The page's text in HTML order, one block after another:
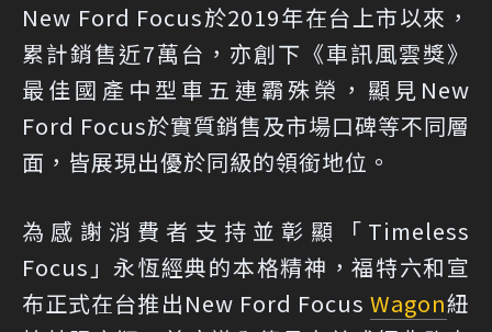
New Ford Focus於2019年在台上市以來，
累計銷售近7萬台，亦創下《車訊風雲獎》
最佳國產中型車五連霸殊榮，顯見New
Ford Focus於實質銷售及市場口碑等不同層
面，皆展現出優於同級的領銜地位。
為感謝消費者支持並彰顯「Timeless
Focus」永恆經典的本格精神，福特六和宣
布正式在台推出New Ford Focus Wagon紐